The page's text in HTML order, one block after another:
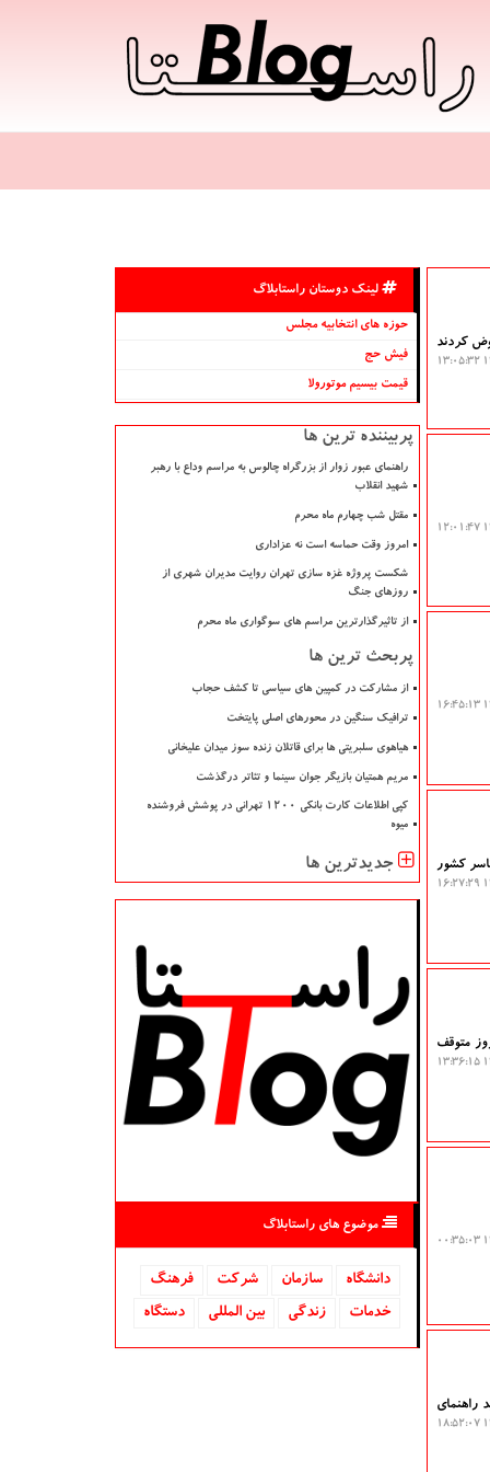
کردند
کشور
فدرال آمریکا، ادغام 111 میلیارد دلاری دو غول سینمایی و رسانه ای، پارامونت و برادران وارنر را به مدت 14 روز متوقف
راهنمای
لینک دوستان راستابلاگ
حوزه های انتخابیه مجلس
فیش حج
قیمت بیسیم موتورولا
پربیننده ترین ها
راهنمای عبور زوار از بزرگراه چالوس به مراسم وداع با رهبر
شهید انقلاب
مقتل شب چهارم ماه محرم
امروز وقت حماسه است نه عزاداری
شکست پروژه غزه سازی تهران روایت مدیران شهری از
روزهای جنگ
از تاثیرگذارترین مراسم های سوگواری ماه محرم
پربحث ترین ها
از مشارکت در کمپین های سیاسی تا کشف حجاب
ترافیک سنگین در محورهای اصلی پایتخت
هیاهوی سلبریتی ها برای قاتلان زنده سوز میدان علیخانی
مریم همتیان بازیگر جوان سینما و تئاتر درگذشت
کپی اطلاعات کارت بانکی ۱۲۰۰ تهرانی در پوشش فروشنده
میوه
جدیدترین ها
موضوع های راستابلاگ
دانشگاه‌ سازمان شركت
فرهنگ
خدمات
زندگی بین المللی دستگاه